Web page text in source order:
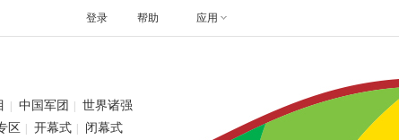
帮助 应用
登录
中国军团 世界诸强
区 开幕式 闭幕式